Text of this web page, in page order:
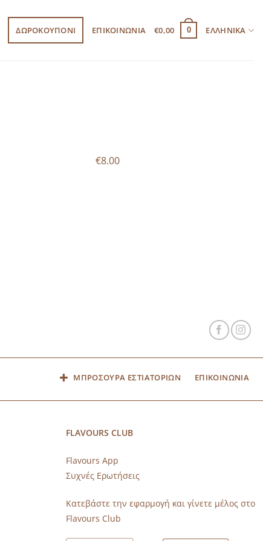
ΔΩΡΟΚΟΥΠΟΝΙ ΕΠΙΚΟΙΝΩΝΙΑ €0,00 0 ΕΛΛΗΝΙΚΆ
€8.00
ΜΠΡΟΣΟΥΡΑ ΕΣΤΙΑΤΟΡΙΩΝ ΕΠΙΚΟΙΝΩΝΙΑ
FLAVOURS CLUB
Flavours App
Συχνές Ερωτήσεις
Κατεβάστε την εφαρμογή και γίνετε μέλος στο
Flavours Club